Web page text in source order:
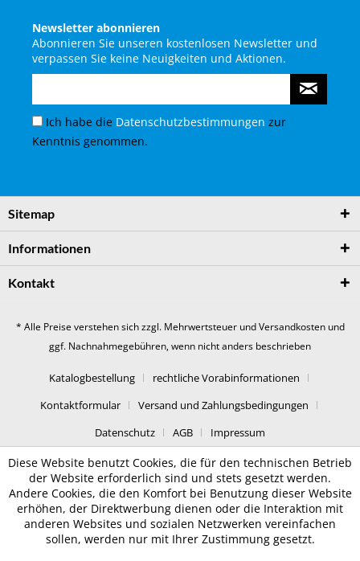
Newsletter abonnieren
Abonnieren Sie unseren kostenlosen Newsletter und
verpassen Sie keine Neuigkeiten und Aktionen.
Ich habe die Datenschutzbestimmungen zur
Kenntnis genommen.
Sitemap
Informationen
Kontakt
* Alle Preise verstehen sich zzgl. Mehrwertsteuer undVersandkostenund
ggf. Nachnahmegebühren, wenn nicht anders beschrieben
Katalogbestellung
rechtliche Vorabinformationen
Kontaktformular
Versand und Zahlungsbedingungen
Datenschutz
AGB Impressum
Diese Website benutzt Cookies, die für den technischen Betrieb
der Website erforderlich sind und stets gesetzt werden.
Andere Cookies, die den Komfort bei Benutzung dieser Website
erhöhen, der Direktwerbung dienen oder die Interaktion mit
anderen Websites und sozialen Netzwerken vereinfachen
sollen, werden nur mit Ihrer Zustimmung gesetzt.